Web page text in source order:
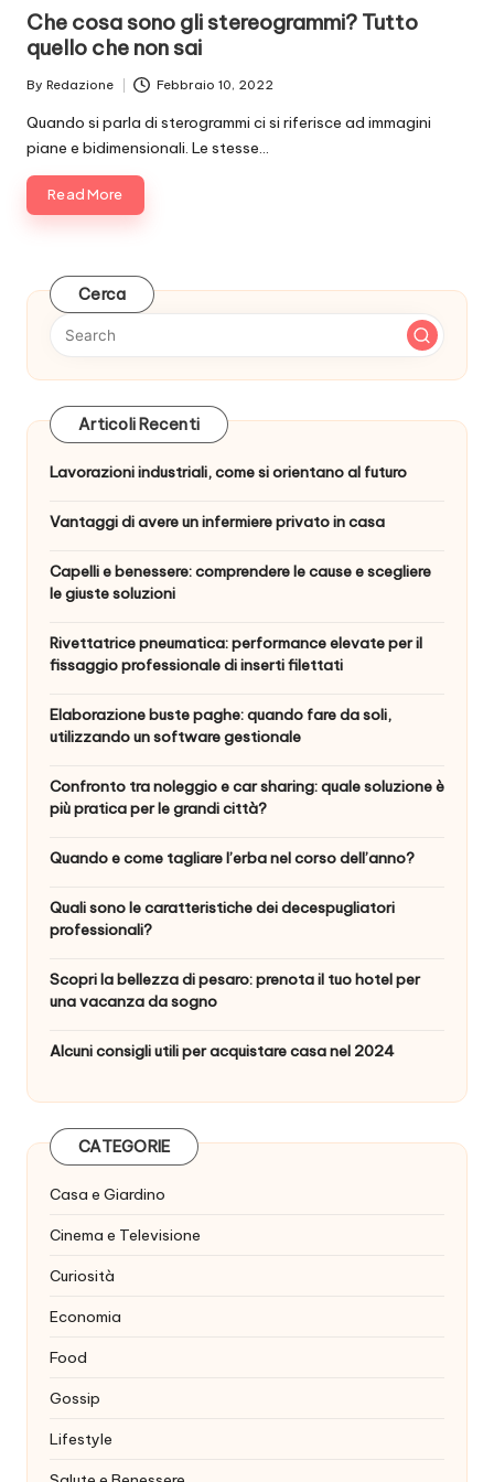
Che cosa sono gli stereogrammi? Tutto
quello che non sai
Posted
by
By Redazione Febbraio 10, 2022
Quando si parla di sterogrammi ci si riferisce ad immagini
piane e bidimensionali. Le stesse…
Read More
Cerca
Articoli Recenti
Lavorazioni industriali, come si orientano al futuro
Vantaggi di avere un infermiere privato in casa
Capelli e benessere: comprendere le cause e scegliere
le giuste soluzioni
Rivettatrice pneumatica: performance elevate per il
fissaggio professionale di inserti filettati
Elaborazione buste paghe: quando fare da soli,
utilizzando un software gestionale
Confronto tra noleggio e car sharing: quale soluzione è
più pratica per le grandi città?
Quando e come tagliare l’erba nel corso dell’anno?
Quali sono le caratteristiche dei decespugliatori
professionali?
Scopri la bellezza di pesaro: prenota il tuo hotel per
una vacanza da sogno
Alcuni consigli utili per acquistare casa nel 2024
CATEGORIE
Casa e Giardino
Cinema e Televisione
Curiosità
Economia
Food
Gossip
Lifestyle